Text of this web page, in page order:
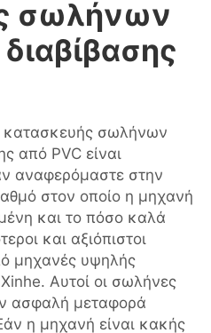
σωλήνων
κατασκευής σωλήνων
από PVC είναι
αναφερόμαστε στην
στον οποίο η μηχανή
και το πόσο καλά
και αξιόπιστοι
μηχανές υψηλής
Xinhe. Αυτοί οι σωλήνες
ασφαλή μεταφορά
η μηχανή είναι κακής